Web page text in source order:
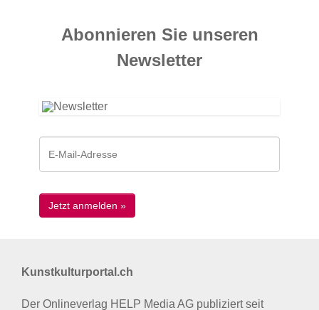
Abonnieren Sie unseren
News­letter
Kunstkulturportal.ch
Der Onlineverlag HELP Media AG publiziert seit